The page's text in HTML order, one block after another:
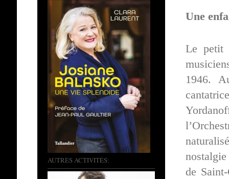
Une
Le petit
1946.
de
AUTRES ACTIVITÉS: